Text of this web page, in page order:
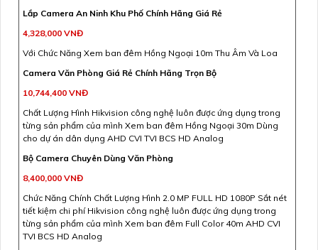
Lắp Camera An Ninh Khu Phố Chính Hãng Giá Rẻ
4,328,000 VNĐ
Với Chức Năng Xem ban đêm Hồng Ngoại 10m Thu Âm Và Loa
Camera Văn Phòng Giá Rẻ Chính Hãng Trọn Bộ
10,744,400 VNĐ
Chất Lượng Hình Hikvision công nghệ luôn được ứng dụng trong
từng sản phẩm của mình Xem ban đêm Hồng Ngoại 30m Dùng
cho dự án dân dụng AHD CVI TVI BCS HD Analog
Bộ Camera Chuyên Dùng Văn Phòng
8,400,000 VNĐ
Chức Năng Chính Chất Lượng Hình 2.0 MP FULL HD 1080P Sắt nét
tiết kiệm chi phí Hikvision công nghệ luôn được ứng dụng trong
từng sản phẩm của mình Xem ban đêm Full Color 40m AHD CVI
TVI BCS HD Analog